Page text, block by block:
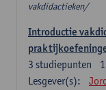
vakdidactieken/
Introductie
3 studiepunten
Lesgever(s):